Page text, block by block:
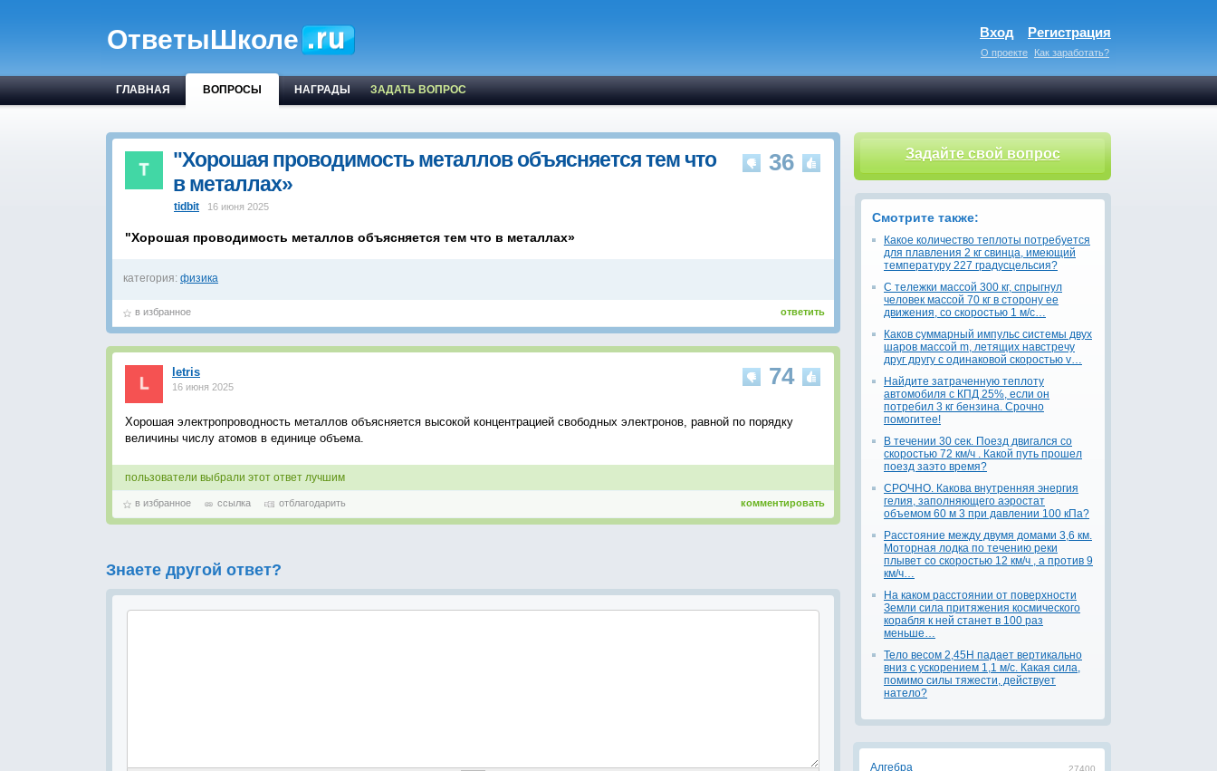
ОтветыШколе Вход Регистрация
О проекте Как заработать?
ГЛАВНАЯ ВОПРОСЫ НАГРАДЫ ЗАДАТЬ ВОПРОС
36
"Хорошая проводимость металлов объясняется тем что
в металлах»
tidbit 16 июня 2025
"Хорошая проводимость металлов объясняется тем что в металлах»
категория: физика
ответить
в избранное
74
letris
16 июня 2025
Хорошая электропроводность металлов объясняется высокой концентрацией свободных электронов, равной по порядку
величины числу атомов в единице объема.
пользователи выбрали этот ответ лучшим
комментировать
в избранное ссылка отблагодарить
Знаете другой ответ?
Задайте свой вопрос
Смотрите также:
Какое количество теплоты потребуется
для плавления 2 кг свинца, имеющий
температуру 227 градусцельсия?
C тележки массой 300 кг, спрыгнул
человек массой 70 кг в сторону ее
движения, со скоростью 1 м/с…
Каков суммарный импульс системы двух
шаров массой m, летящих навстречу
друг другу с одинаковой скоростью v…
Найдите затраченную теплоту
автомобиля с КПД 25%, если он
потребил 3 кг бензина. Срочно
помогитее!
В течении 30 сек. Поезд двигался со
скоростью 72 км/ч . Какой путь прошел
поезд заэто время?
СРОЧНО. Какова внутренняя энергия
гелия, заполняющего аэростат
объемом 60 м 3 при давлении 100 кПа?
Расстояние между двумя домами 3,6 км.
Моторная лодка по течению реки
плывет со скоростью 12 км/ч , а против 9
км/ч…
На каком расстоянии от поверхности
Земли сила притяжения космического
корабля к ней станет в 100 раз
меньше…
Тело весом 2,45Н падает вертикально
вниз с ускорением 1,1 м/с. Какая сила,
помимо силы тяжести, действует
натело?
27400
Алгебра